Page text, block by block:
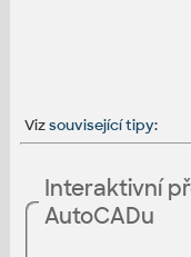
Vizsouvisející tipy:
Interaktivní
AutoCADu